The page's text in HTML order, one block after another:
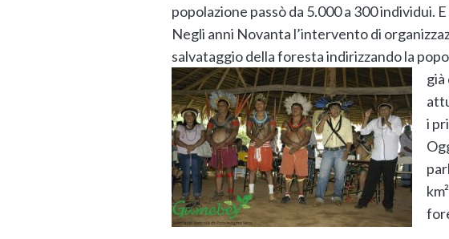
popolazione passò da 5.000 a 300 individui.
Negli anni Novanta l’intervento di
salvataggio della foresta indirizzando la
già
i